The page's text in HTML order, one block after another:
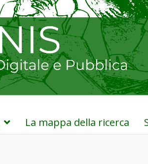
La mappa della ricerca